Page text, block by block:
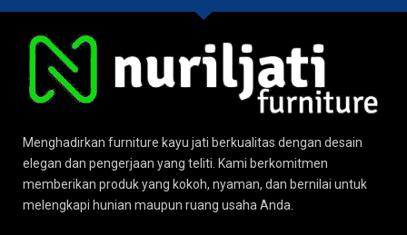
Menghadirkan furniture kayu jati berkualitas dengan desain
elegan dan pengerjaan yang teliti. Kami berkomitmen
memberikan produk yang kokoh, nyaman, dan bernilai untuk
melengkapi hunian maupun ruang usaha Anda.